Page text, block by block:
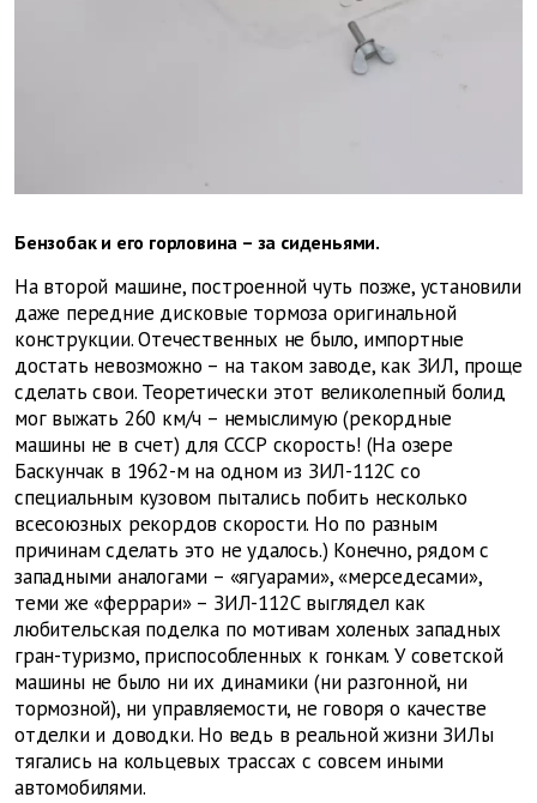
Бензобак и его горловина – за сиденьями.
На второй машине, построенной чуть позже, установили
даже передние дисковые тормоза оригинальной
конструкции. Отечественных не было, импортные
достать невозможно – на таком заводе, как ЗИЛ, проще
сделать свои. Теоретически этот великолепный болид
мог выжать 260 км/ч – немыслимую (рекордные
машины не в счет) для СССР скорость! (На озере
Баскунчак в 1962-м на одном из ЗИЛ-112С со
специальным кузовом пытались побить несколько
всесоюзных рекордов скорости. Но по разным
причинам сделать это не удалось.) Конечно, рядом с
западными аналогами – «ягуарами», «мерседесами»,
теми же «феррари» – ЗИЛ-112С выглядел как
любительская поделка по мотивам холеных западных
гран-туризмо, приспособленных к гонкам. У советской
машины не было ни их динамики (ни разгонной, ни
тормозной), ни управляемости, не говоря о качестве
отделки и доводки. Но ведь в реальной жизни ЗИЛы
тягались на кольцевых трассах с совсем иными
автомобилями.